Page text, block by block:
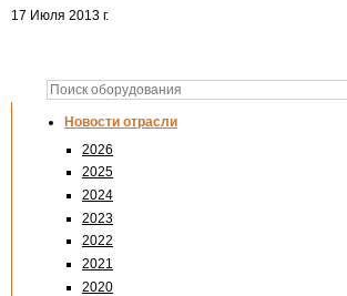
Новости отрасли
2026
2025
2024
2023
2022
2021
2020
17 Июля 2013 г.